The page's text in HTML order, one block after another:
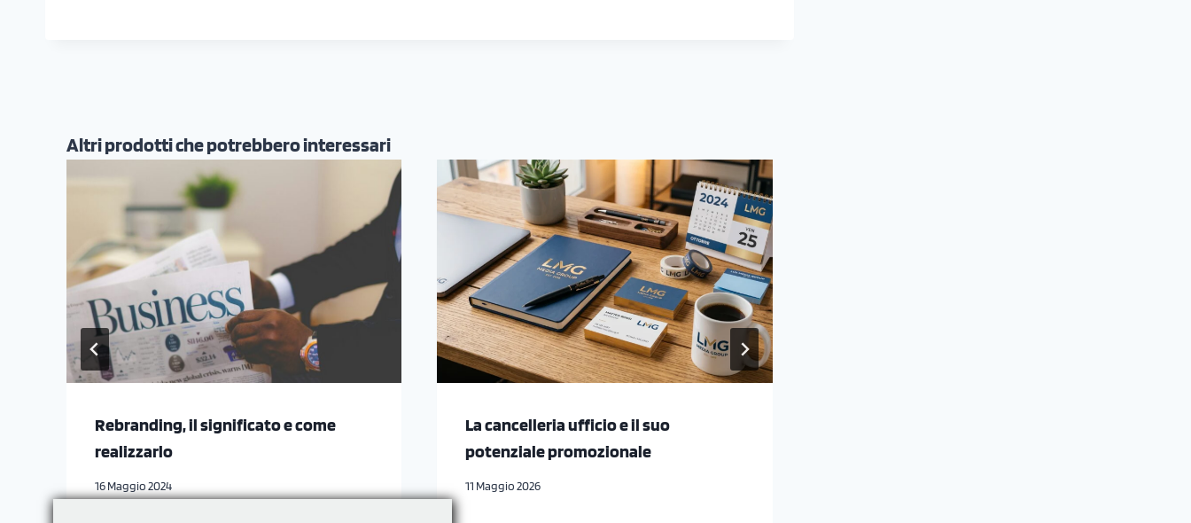
Altri prodotti che potrebbero interessari
Rebranding, il significato e come
realizzarlo
16 Maggio 2024
La cancelleria ufficio e il suo
potenziale promozionale
11 Maggio 2026